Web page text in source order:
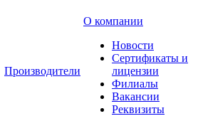
Производители
О компании
Новости
Сертификаты и
лицензии
Филиалы
Вакансии
Реквизиты